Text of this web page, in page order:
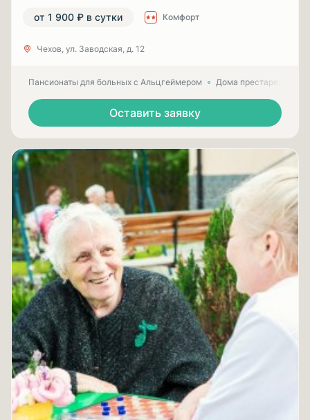
от 1 900 ₽ в сутки Комфорт
Чехов, ул. Заводская, д. 12
Пансионаты для больных с Альцгеймером Дома престарелых
Оставить заявку